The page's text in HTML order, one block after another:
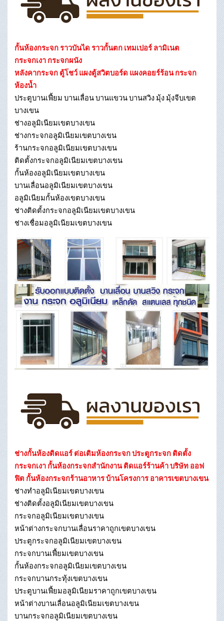
กั้นห้องกระจก ราวบันได ราวกั้นตก เทมเปอร์ ลามิเนต
กระจกเงา กระจกผนัง
หลังคากระจก ตู้โชว์ แผงตู้สวิตบอร์ด แผงคอยร์ร้อน กระจก
ห้องน้ำ
ประตูบานเฟี้ยม บานเลื่อน บานแขวน บานสวิง มุ้ง มุ้งจีบเขต
บางเขน
ช่างอลูมิเนียมเขตบางเขน
ช่างกระจกอลูมิเนียมเขตบางเขน
ร้านกระจกอลูมิเนียมเขตบางเขน
ติดตั้งกระจกอลูมิเนียมเขตบางเขน
กั้นห้องอลูมิเนียมเขตบางเขน
บานเลื่อนอลูมิเนียมเขตบางเขน
อลูมิเนียมกั้นห้องเขตบางเขน
ช่างติดตั้งกระจกอลูมิเนียมเขตบางเขน
ช่างเชื่อมอลูมิเนียมเขตบางเขน
ช่างกั้นห้องติดแอร์ ต่อเติมห้องกระจก ประตูกระจก ติดตั้ง
กระจกเงา กั้นห้องกระจกสำนักงาน ติดแอร์ร้านค้า บริษัท ออฟ
ฟิต กั้นห้องกระจกร้านอาหาร บ้านโครงการ อาคารเขตบางเขน
ช่างทําอลูมิเนียมเขตบางเขน
ช่างติดตั้งอลูมิเนียมเขตบางเขน
กระจกอลูมิเนียมเขตบางเขน
หน้าต่างกระจกบานเลื่อนราคาถูกเขตบางเขน
ประตูกระจกอลูมิเนียมเขตบางเขน
กระจกบานเฟี้ยมเขตบางเขน
กั้นห้องกระจกอลูมิเนียมเขตบางเขน
กระจกบานกระทุ้งเขตบางเขน
ประตูบานเฟี้ยมอลูมิเนียมราคาถูกเขตบางเขน
หน้าต่างบานเลื่อนอลูมิเนียมเขตบางเขน
บานกระจกอลูมิเนียมเขตบางเขน